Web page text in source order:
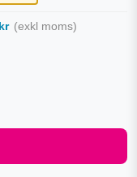
kr (exkl moms)